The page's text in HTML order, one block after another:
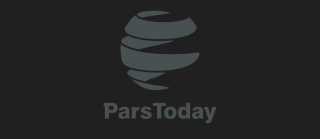
سخنگوی سپاه: بازگشایی تنگه هرمز منوط به پذیرش شروط ایران است
وال‌استریت‌ ژرونال: جنگ با ایران ضعف‌های ارتش آمریکا را آشکار کرد
وزیر خارجه پیشین آمریکا: کاخ سفید ترامپ، شبیه کاخ‌های صدام در